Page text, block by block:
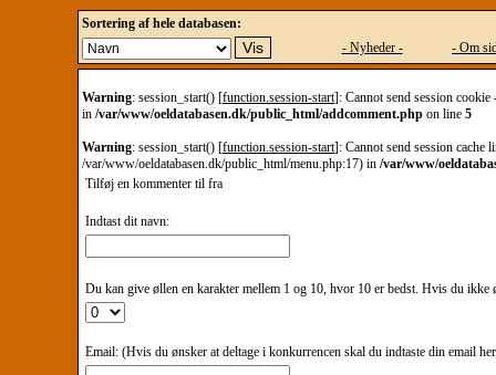
Sortering af hele databasen:
- Nyheder -
- Om
Warning: session_start() [function.session-start]: Cannot send session
in /var/www/oeldatabasen.dk/public_html/addcomment.php on line 5
Warning: session_start() [function.session-start]: Cannot send session cache
/var/www/oeldatabasen.dk/public_html/menu.php:17) in /var/www/
Tilføj en kommenter til fra
Indtast dit navn:
Du kan give øllen en karakter mellem 1 og 10, hvor 10 er bedst. Hvis du ikke
Email: (Hvis du ønsker at deltage i konkurrencen skal du indtaste din email